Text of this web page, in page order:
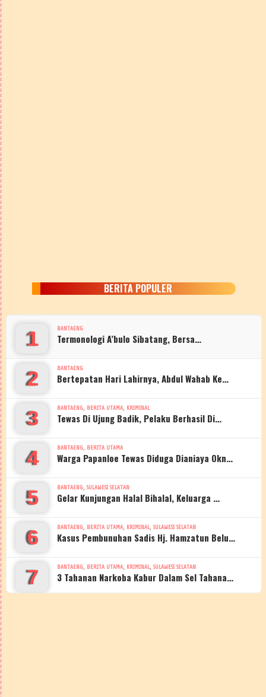
BERITA POPULER
1 BANTAENG
Termonologi A’bulo Sibatang, Bersa…
2 BANTAENG
Bertepatan Hari Lahirnya, Abdul Wahab Ke…
3 BANTAENG, BERITA UTAMA, KRIMINAL
Tewas Di Ujung Badik, Pelaku Berhasil Di…
4 BANTAENG, BERITA UTAMA
Warga Papanloe Tewas Diduga Dianiaya Okn…
5 BANTAENG, SULAWESI SELATAN
Gelar Kunjungan Halal Bihalal, Keluarga …
6 BANTAENG, BERITA UTAMA, KRIMINAL, SULAWESI SELATAN
Kasus Pembunuhan Sadis Hj. Hamzatun Belu…
7 BANTAENG, BERITA UTAMA, KRIMINAL, SULAWESI SELATAN
3 Tahanan Narkoba Kabur Dalam Sel Tahana…